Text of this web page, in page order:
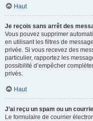
Haut
Je reçois sans arrêt des
Vous pouvez supprimer
en utilisant les filtres de
privée. Si vous recevez des
particulier, rapportez les
possibilité d’empêcher
privés.
Haut
J’ai reçu un spam ou un
Le formulaire de courrier